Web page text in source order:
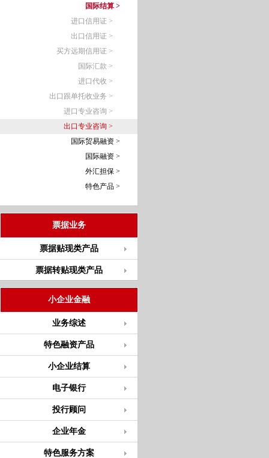
国际结算 >
进口信用证 >
出口信用证 >
买方远期信用证 >
国际汇款 >
进口代收 >
出口跟单托收业务 >
进口专业咨询 >
出口专业咨询 >
国际贸易融资 >
国际融资 >
外汇担保 >
特色产品 >
票据业务
票据贴现类产品
票据转贴现类产品
小企业金融
业务综述
特色融资产品
小企业结算
电子银行
投行顾问
企业年金
特色服务方案